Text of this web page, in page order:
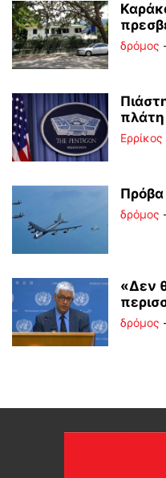
δρόμος
πλάτη
δρόμος
«Δεν
δρόμος